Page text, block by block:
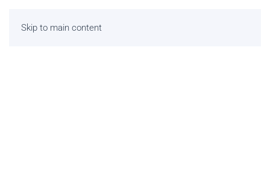
Skip to main content